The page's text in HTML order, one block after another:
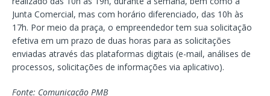
Junta Comercial, mas com horário diferenciado, das 10h às
17h. Por meio da praça, o empreendedor tem sua solicitação
efetiva em um prazo de duas horas para as solicitações
enviadas através das plataformas digitais (e-mail, análises de
processos, solicitações de informações via aplicativo).
Fonte: Comunicação PMB